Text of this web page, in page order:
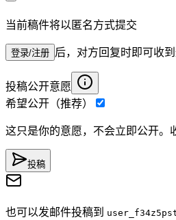
当前稿件将以匿名方式提交
登录/注册 后，对方回复时即可收
投稿公开意愿
希望公开（推荐）
这只是你的意愿，不会立即公开
投稿
也可以发邮件投稿到